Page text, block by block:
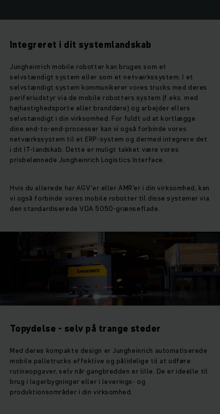
Integreret i dit systemlandskab
Jungheinrich mobile robotter kan bruges som et
selvstændigt system eller som et netværkssystem. I et
selvstændigt system kommunikerer vores trucks med deres
periferiudstyr via de mobile robotters system (f.eks. med
højhastighedsporte eller branddøre) og arbejder ellers
selvstændigt i din virksomhed. For fuldt ud at kortlægge
dine end-to-end-processer kan vi også forbinde vores
netværkssystem til et ERP-system og dermed integrere det
i dit IT-landskab. Dette er muligt takket være vores
prisbelønnede Jungheinrich Logistics Interface.
Hvis du allerede har AGV'er eller AMR'er i din virksomhed, kan
vi også forbinde vores mobile robotter til disse systemer via
den standardiserede VDA 5050-grænseflade.
Topydelse - selv på trange steder
Med deres kompakte design er Jungheinrich automatiserede
mobile palletrucks effektive og pålidelige til at udføre
rutineopgaver, selv når gangbredden er lille. De er ideelle til
brug i lagerbygninger eller i leverings- og
produktionsområder i din virksomhed.